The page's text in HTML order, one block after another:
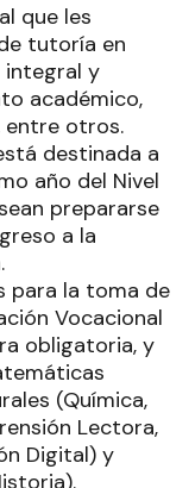
que les
tutoría en
integral y
académico,
entre otros.
destinada a
año del Nivel
prepararse
a la
para la toma de
Vocacional
obligatoria, y
(Química,
Lectora,
Digital) y